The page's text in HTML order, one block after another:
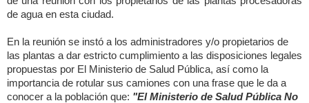
de agua en esta ciudad.
En la reunión se instó a los administradores y/o propietarios de
las plantas a dar estricto cumplimiento a las disposiciones legales
propuestas por El Ministerio de Salud Pública, así como la
importancia de rotular sus camiones con una frase que le da a
conocer a la población que: "El Ministerio de Salud Pública No